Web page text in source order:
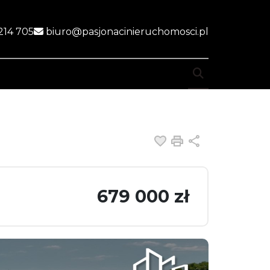
705 biuro@pasjonacinieruchomosci.pl
Dodaj do
Drukuj
679 000 zł